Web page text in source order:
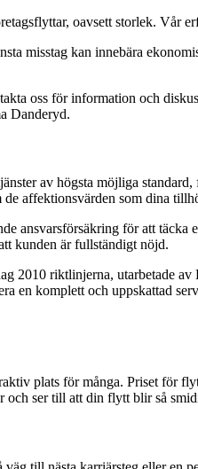
oavsett storlek. Vår
misstag kan innebära
oss för information och
Danderyd.
av högsta möjliga
affektionsvärden som dina
ansvarsförsäkring för att
kunden är fullständigt nöjd.
riktlinjerna, utarbetade
en komplett och uppskattad
plats för många. Priset för
och ser till att din flytt blir så